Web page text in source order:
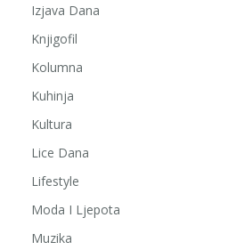
Izjava Dana
Knjigofil
Kolumna
Kuhinja
Kultura
Lice Dana
Lifestyle
Moda I Ljepota
Muzika